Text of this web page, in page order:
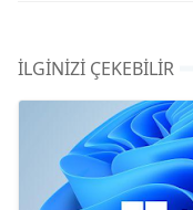
İLGINIZI ÇEKEBILIR